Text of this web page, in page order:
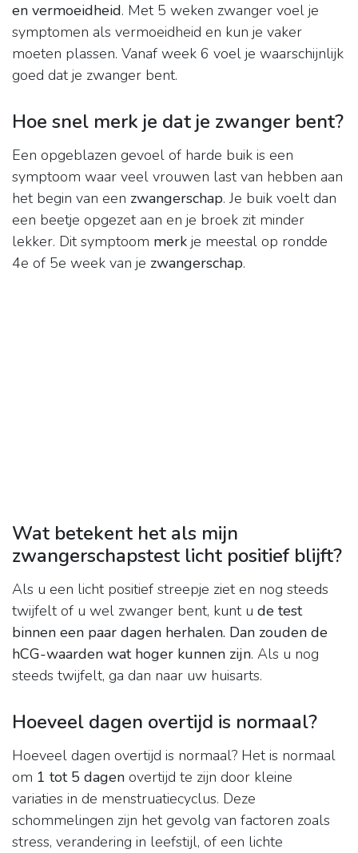
en vermoeidheid. Met 5 weken zwanger voel je
symptomen als vermoeidheid en kun je vaker
moeten plassen. Vanaf week 6 voel je waarschijnlijk
goed dat je zwanger bent.
Hoe snel merk je dat je zwanger bent?
Een opgeblazen gevoel of harde buik is een
symptoom waar veel vrouwen last van hebben aan
het begin van een zwangerschap. Je buik voelt dan
een beetje opgezet aan en je broek zit minder
lekker. Dit symptoom merk je meestal op rondde
4e of 5e week van je zwangerschap.
Wat betekent het als mijn
zwangerschapstest licht positief blijft?
Als u een licht positief streepje ziet en nog steeds
twijfelt of u wel zwanger bent, kunt u de test
binnen een paar dagen herhalen. Dan zouden de
hCG-waarden wat hoger kunnen zijn. Als u nog
steeds twijfelt, ga dan naar uw huisarts.
Hoeveel dagen overtijd is normaal?
Hoeveel dagen overtijd is normaal? Het is normaal
om 1 tot 5 dagen overtijd te zijn door kleine
variaties in de menstruatiecyclus. Deze
schommelingen zijn het gevolg van factoren zoals
stress, verandering in leefstijl, of een lichte